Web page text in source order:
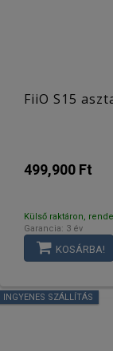
FiiO S15
499,900 Ft
Külső raktáron,
Garancia: 3 év
KOSÁRBA!
INGYENES SZÁLLÍTÁS